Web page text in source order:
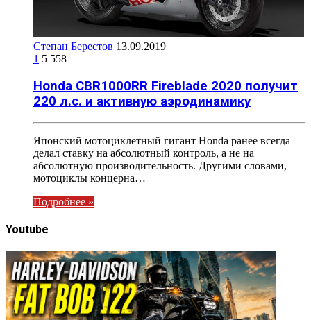
Степан Берестов 13.09.2019
1 5 558
Honda CBR1000RR Fireblade 2020 получит
220 л.c. и активную аэродинамику
Японский мотоциклетный гигант Honda ранее всегда
делал ставку на абсолютный контроль, а не на
абсолютную производительность. Другими словами,
мотоциклы концерна…
Подробнее »
Youtube